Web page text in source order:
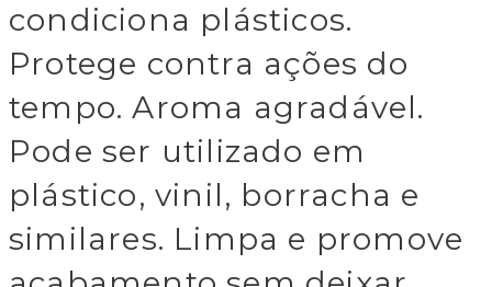
condiciona plásticos.
Protege contra ações do
tempo. Aroma agradável.
Pode ser utilizado em
plástico, vinil, borracha e
similares. Limpa e promove